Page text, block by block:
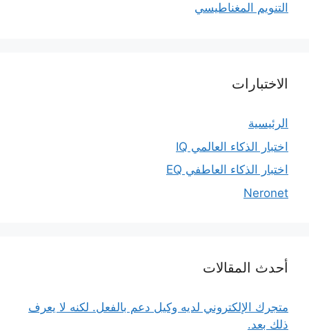
التنويم المغناطيسي
الاختبارات
الرئيسية
اختبار الذكاء العالمي IQ
اختبار الذكاء العاطفي EQ
Neronet
أحدث المقالات
متجرك الإلكتروني لديه وكيل دعم بالفعل. لكنه لا يعرف
ذلك بعد.